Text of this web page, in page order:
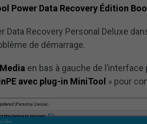
Power Data Recovery Édition
Data Recovery Personal Deluxe
de démarrage.
en bas à gauche de
avec plug-in MiniTool » pour